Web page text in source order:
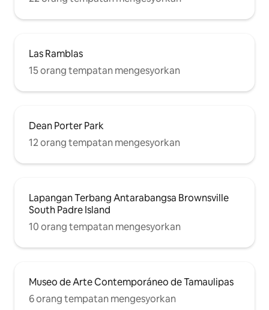
Las Ramblas
15 orang tempatan mengesyorkan
Dean Porter Park
12 orang tempatan mengesyorkan
Lapangan Terbang Antarabangsa Brownsville
South Padre Island
10 orang tempatan mengesyorkan
Museo de Arte Contemporáneo de Tamaulipas
6 orang tempatan mengesyorkan